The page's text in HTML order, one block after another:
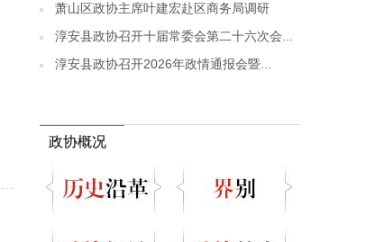
萧山区政协主席叶建宏赴区商务局调研
淳安县政协召开十届常委会第二十六次会...
淳安县政协召开2026年政情通报会暨...
政协概况